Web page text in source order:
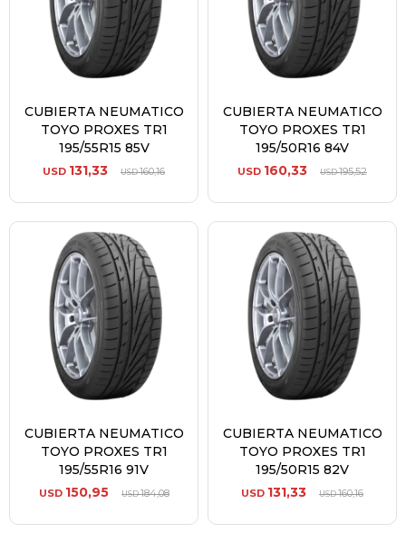
CUBIERTA NEUMATICO
TOYO PROXES TR1
195/55R15 85V
USD 131,33 USD160,16
CUBIERTA NEUMATICO
TOYO PROXES TR1
195/50R16 84V
USD 160,33 USD195,52
CUBIERTA NEUMATICO
TOYO PROXES TR1
195/55R16 91V
USD 150,95 USD184,08
CUBIERTA NEUMATICO
TOYO PROXES TR1
195/50R15 82V
USD 131,33 USD160,16